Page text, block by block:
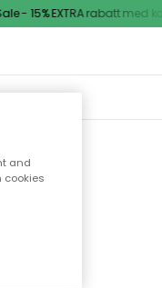
- 15% EXTRA rabatt med kod
and
cookies